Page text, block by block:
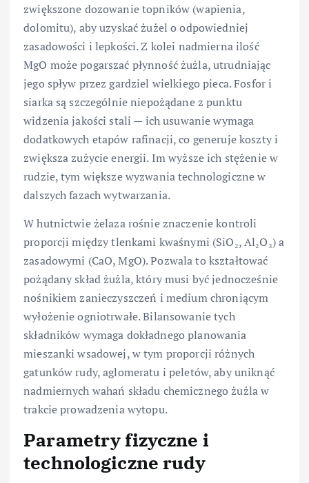
zwiększone dozowanie topników (wapienia,
dolomitu), aby uzyskać żużel o odpowiedniej
zasadowości i lepkości. Z kolei nadmierna ilość
MgO może pogarszać płynność żużla, utrudniając
jego spływ przez gardziel wielkiego pieca. Fosfor i
siarka są szczególnie niepożądane z punktu
widzenia jakości stali — ich usuwanie wymaga
dodatkowych etapów rafinacji, co generuje koszty i
zwiększa zużycie energii. Im wyższe ich stężenie w
rudzie, tym większe wyzwania technologiczne w
dalszych fazach wytwarzania.
W hutnictwie żelaza rośnie znaczenie kontroli
proporcji między tlenkami kwaśnymi (SiO₂, Al₂O₃) a
zasadowymi (CaO, MgO). Pozwala to kształtować
pożądany skład żużla, który musi być jednocześnie
nośnikiem zanieczyszczeń i medium chroniącym
wyłożenie ogniotrwałe. Bilansowanie tych
składników wymaga dokładnego planowania
mieszanki wsadowej, w tym proporcji różnych
gatunków rudy, aglomeratu i peletów, aby uniknąć
nadmiernych wahań składu chemicznego żużla w
trakcie prowadzenia wytopu.
Parametry fizyczne i
technologiczne rudy